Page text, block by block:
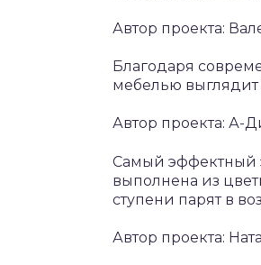
Автор проекта:
Благодаря
мебелью
Автор проекта: А-
Самый эффектный
выполнена из
ступени парят в
Автор проекта: